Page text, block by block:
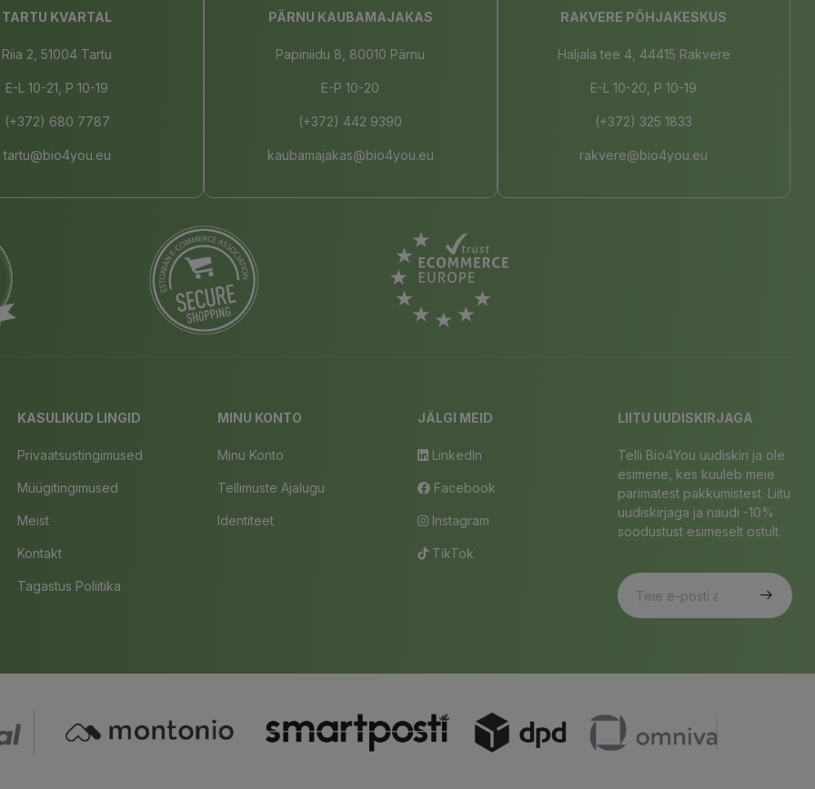
TARTU KVARTAL
Riia 2, 51004 Tartu
E-L 10-21, P 10-19
(+372) 680 7787
tartu@bio4you.eu
PÄRNU KAUBAMAJAKAS
Papiniidu 8, 80010 Pärnu
E-P 10-20
(+372) 442 9390
kaubamajakas@bio4you.eu
RAKVERE PÕHJAKESKUS
Haljala tee 4, 44415 Rakvere
E-L 10-20, P 10-19
(+372) 325 1833
rakvere@bio4you.eu
KASULIKUD LINGID
Privaatsustingimused
Müügitingimused
Meist
Kontakt
Tagastus Poliitika
MINU KONTO
Minu Konto
Tellimuste Ajalugu
Identiteet
JÄLGI MEID
LinkedIn
Facebook
Instagram
TikTok
LIITU UUDISKIRJAGA
Telli Bio4You uudiskiri ja ole
esimene, kes kuuleb meie
parimatest pakkumistest. Liitu
uudiskirjaga ja naudi -10%
soodustust esimeselt ostult.